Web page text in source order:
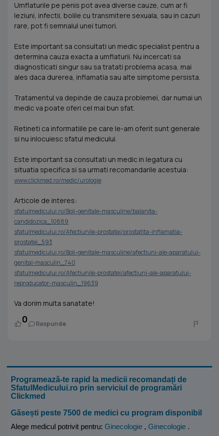
Umflaturile pe penis pot avea diverse cauze, cum ar fi
leziuni, infectii, bolile cu transmitere sexuala, sau in cazuri
rare, pot fi semnalul unei tumori.
Este important sa consultati un medic specialist pentru a
determina cauza exacta a umflaturii. Nu incercati sa
diagnosticati singur sau sa tratati problema acasa, mai
ales daca durerea, inflamatia sau alte simptome persista.
Tratamentul va depinde de cauza problemei, dar numai un
medic va poate oferi cel mai bun sfat.
Retineti ca informatiile pe care le-am oferit sunt generale
si nu inlocuiesc sfatul medicului.
Este important sa consultati un medic in legatura cu
situatia specifica si sa urmati recomandarile acestuia:
www.clickmed.ro/medic/urologie
Articole de interes:
sfatulmedicului.ro/Boli-genitale-masculine/balanita-
candidozica_10889
sfatulmedicului.ro/Afectiunile-prostatei/prostatita-inflamatia-
prostatei_593
sfatulmedicului.ro/Boli-genitale-masculine/afectiuni-ale-aparatului-
genital-masculin_740
sfatulmedicului.ro/Afectiunile-prostatei/afectiuni-ale-aparatului-
reproducator-masculin_19639
Va dorim multa sanatate!
0 Raspunde
Programează-te rapid la medicii recomandați de
SfatulMedicului.ro prin serviciul de programări
Clickmed
Găsești peste 7500 de medici cu program disponibil
Alege medicul potrivit pentru: Ginecologie , Ginecologie .